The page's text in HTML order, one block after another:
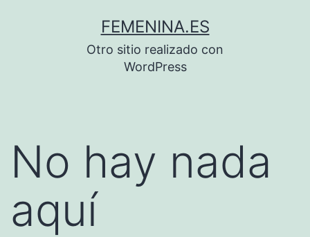
FEMENINA.ES
Otro sitio realizado con
WordPress
No hay nada
aquí